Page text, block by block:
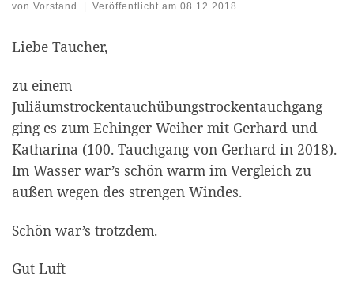
von Vorstand Veröffentlicht am08.12.2018
Liebe Taucher,
zu einem
Juliäumstrockentauchübungstrockentauchgang
ging es zum Echinger Weiher mit Gerhard und
Katharina (100. Tauchgang von Gerhard in 2018).
Im Wasser war’s schön warm im Vergleich zu
außen wegen des strengen Windes.
Schön war’s trotzdem.
Gut Luft